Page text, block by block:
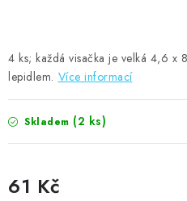
4 ks; každá visačka je velká 4,6 x
lepidlem. Více informací
Skladem (2 ks)
61 Kč